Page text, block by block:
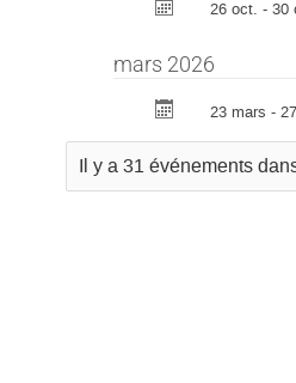
26 oct. - 30
mars 2026
23 mars -
Il y a 31 événements